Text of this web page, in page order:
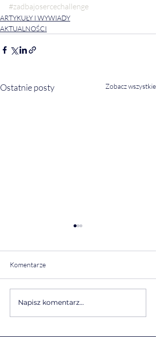
#zadbajosercechallenge
ARTYKUŁY I WYWIADY
AKTUALNOŚCI
Ostatnie posty Zobacz wszystkie
❤️Rekomendacja
warsztatów Mapa
Komentarze
Napisz komentarz...